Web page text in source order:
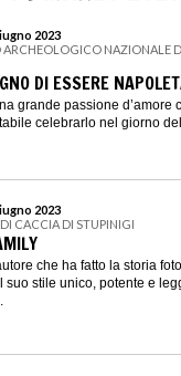
2023
ARCHEOLOGICO NAZIONALE
DI ESSERE
grande passione d’amore
celebrarlo nel giorno del
2023
DI CACCIA DI STUPINIGI
che ha fatto la storia
suo stile unico, potente e